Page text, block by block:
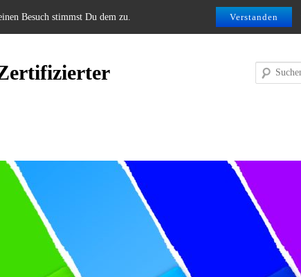
Besuch stimmst Du dem zu. Verstanden